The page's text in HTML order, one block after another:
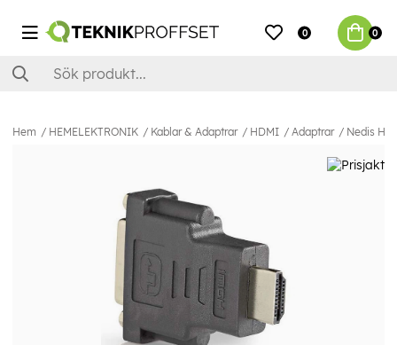
0 0
Hem HEMELEKTRONIK Kablar & Adaptrar HDMI Adaptrar Nedis